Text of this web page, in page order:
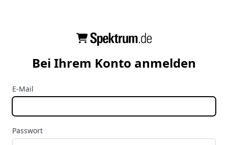
Bei Ihrem Konto anmelden
E-Mail
Passwort